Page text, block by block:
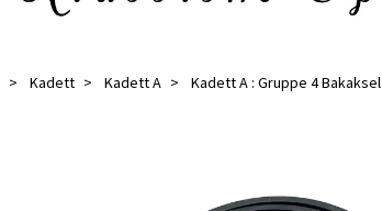
Kadett Kadett A Kadett A : Gruppe 4 Bakaksel